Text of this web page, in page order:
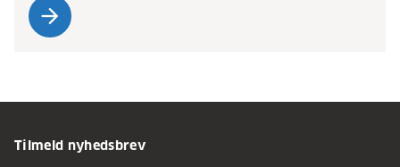
arrow_forward
Tilmeld nyhedsbrev